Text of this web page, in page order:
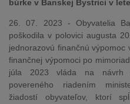
búrke v Banskej Bystrici v
26. 07. 2023 - Obyvatelia
poškodila v polovici augusta
jednorazovú finančnú
finančnej výpomoci po
júla 2023 vláda na návrh
povereného riadením
žiadostí obyvateľov, ktorí